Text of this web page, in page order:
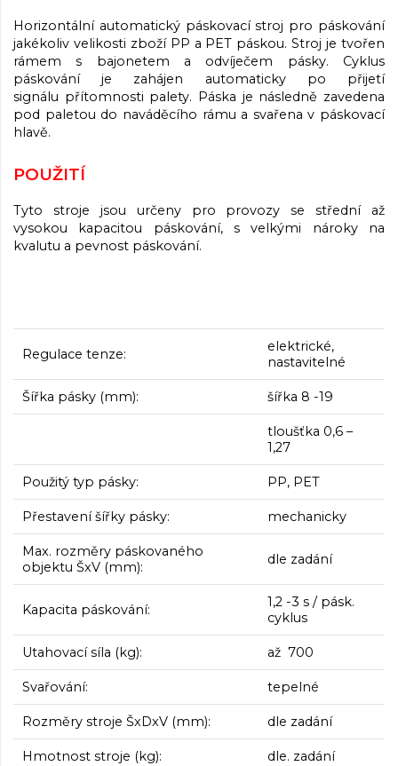
Horizontální automatický páskovací stroj pro páskování
jakékoliv velikosti zboží PP a PET páskou. Stroj je tvořen
rámem s bajonetem a odvíječem pásky. Cyklus
páskování je zahájen automaticky po přijetí
signálu přítomnosti palety. Páska je následně zavedena
pod paletou do naváděcího rámu a svařena v páskovací
hlavě.
POUŽITÍ
Tyto stroje jsou určeny pro provozy se střední až
vysokou kapacitou páskování, s velkými nároky na
kvalutu a pevnost páskování.
Regulace tenze:
elektrické,
nastavitelné
Šířka pásky (mm): šířka 8 -19
tloušťka 0,6 –
1,27
Použitý typ pásky: PP, PET
Přestavení šířky pásky: mechanicky
Max. rozměry páskovaného
objektu ŠxV (mm):
dle zadání
Kapacita páskování:
1,2 -3 s / pásk.
cyklus
Utahovací síla (kg): až 700
Svařování: tepelné
Rozměry stroje ŠxDxV (mm): dle zadání
Hmotnost stroje (kg): dle. zadání